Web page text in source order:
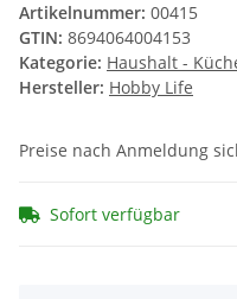
Artikelnummer: 00415
GTIN: 8694064004153
Kategorie: Haushalt -
Hersteller: Hobby Life
Preise nach Anmeldung
Sofort verfügbar